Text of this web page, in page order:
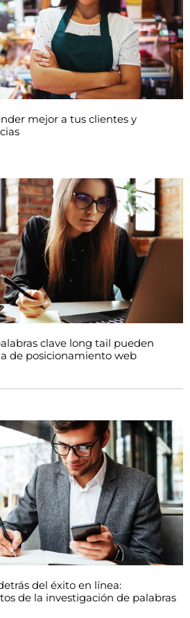
mejor a tus clientes y
clave long tail pueden
de posicionamiento web
del éxito en línea:
de la investigación de palabras